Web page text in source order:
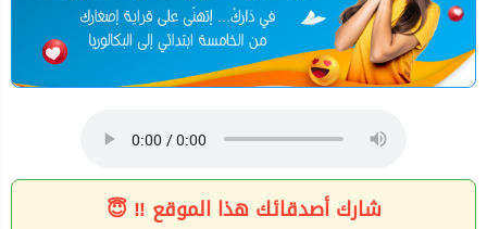
شارك أصدقائك هذا الموقع ‼ 😇